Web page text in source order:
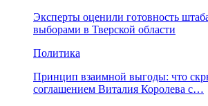
Эксперты оценили готовность
выборами в Тверской области
Политика
Принцип взаимной выгоды: что
соглашением Виталия Королева с…